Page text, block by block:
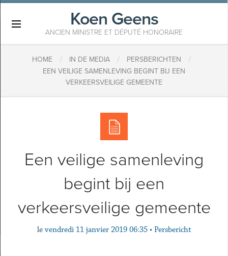
Koen Geens
ANCIEN MINISTRE ET DÉPUTÉ HONORAIRE
HOME / IN DE MEDIA / PERSBERICHTEN /
EEN VEILIGE SAMENLEVING BEGINT BIJ EEN
VERKEERSVEILIGE GEMEENTE
Een veilige samenleving
begint bij een
verkeersveilige gemeente
le vendredi 11 janvier 2019 06:35 • Persbericht